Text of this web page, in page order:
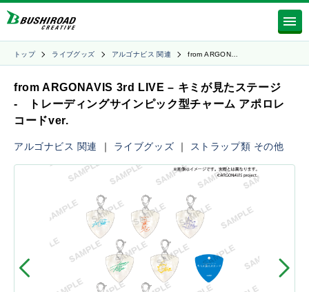
トップ ライブグッズ アルゴナビス 関連 from ARGON…
from ARGONAVIS 3rd LIVE – キミが見たステージ
- トレーディングサインピック型チャーム アポロレ
コードver.
アルゴナビス 関連 ｜ ライブグッズ ｜ ストラップ類 その他